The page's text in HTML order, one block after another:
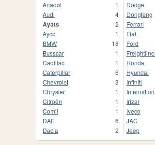
Anadol
1
Audi
4
Ayats
2
Ayco
1
BMW
18
Busscar
1
Cadillac
1
Caterpillar
6
Chevrolet
3
Chrysler
1
Citroën
1
Comil
1
DAF
6
Dacia
2
Dodge
Dongfeng
Ferrari
Fiat
Ford
Honda
Hyundai
Infiniti
Irizar
Iveco
JAC
Jeep